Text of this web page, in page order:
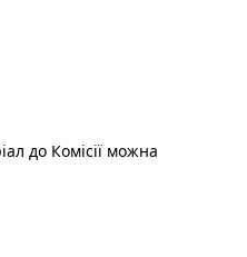
до Комісії можна